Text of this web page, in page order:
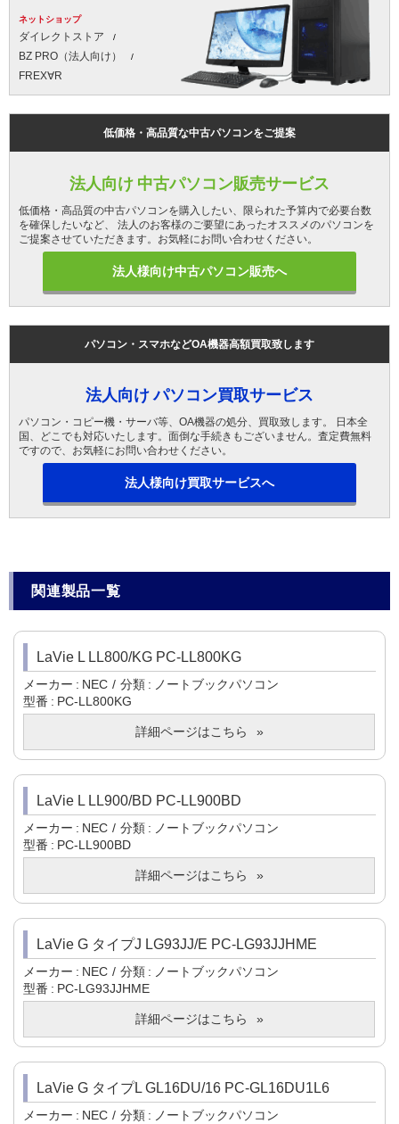
ネットショップ
ダイレクトストア
BZ PRO（法人向け）
FREX∀R
低価格・高品質な中古パソコンをご提案
法人向け 中古パソコン販売サービス
低価格・高品質の中古パソコンを購入したい、限られた予算内で必要台数
を確保したいなど、 法人のお客様のご要望にあったオススメのパソコンを
ご提案させていただきます。お気軽にお問い合わせください。
法人様向け中古パソコン販売へ
パソコン・スマホなどOA機器高額買取致します
法人向け パソコン買取サービス
パソコン・コピー機・サーバ等、OA機器の処分、買取致します。 日本全
国、どこでも対応いたします。面倒な手続きもございません。査定費無料
ですので、お気軽にお問い合わせください。
法人様向け買取サービスへ
関連製品一覧
LaVie L LL800/KG PC-LL800KG
メーカー NEC 分類
ノートブックパソコン
型番
PC-LL800KG
詳細ページはこちら
LaVie L LL900/BD PC-LL900BD
メーカー NEC 分類
ノートブックパソコン
型番
PC-LL900BD
詳細ページはこちら
LaVie G タイプJ LG93JJ/E PC-LG93JJHME
メーカー NEC 分類
ノートブックパソコン
型番
PC-LG93JJHME
詳細ページはこちら
LaVie G タイプL GL16DU/16 PC-GL16DU1L6
メーカー NEC 分類
ノートブックパソコン